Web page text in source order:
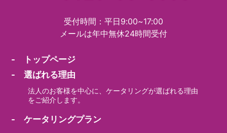
受付時間：平日9:00~17:00
メールは年中無休24時間受付
- トップページ
- 選ばれる理由
法人のお客様を中心に、ケータリングが選ばれる理由
をご紹介します。
- ケータリングプラン